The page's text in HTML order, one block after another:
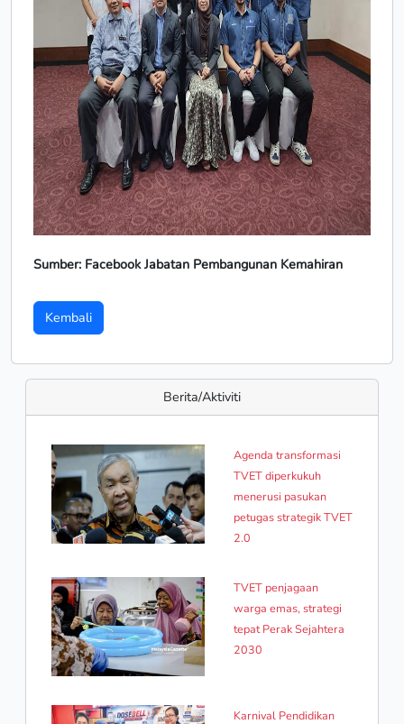
Sumber: Facebook Jabatan Pembangunan Kemahiran
Kembali
Berita/Aktiviti
Agenda transformasi
TVET diperkukuh
menerusi pasukan
petugas strategik TVET
2.0
TVET penjagaan
warga emas, strategi
tepat Perak Sejahtera
2030
Karnival Pendidikan